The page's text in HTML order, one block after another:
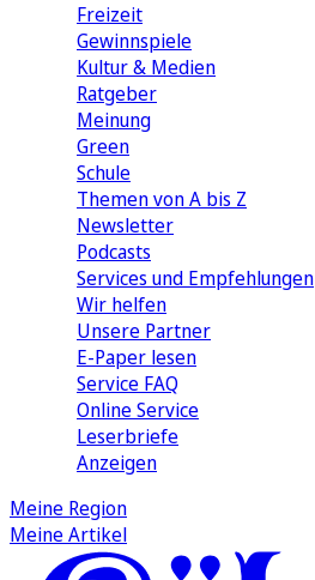
Freizeit
Gewinnspiele
Kultur & Medien
Ratgeber
Meinung
Green
Schule
Themen von A bis Z
Newsletter
Podcasts
Services und Empfehlungen
Wir helfen
Unsere Partner
E-Paper lesen
Service FAQ
Online Service
Leserbriefe
Anzeigen
Meine Region
Meine Artikel